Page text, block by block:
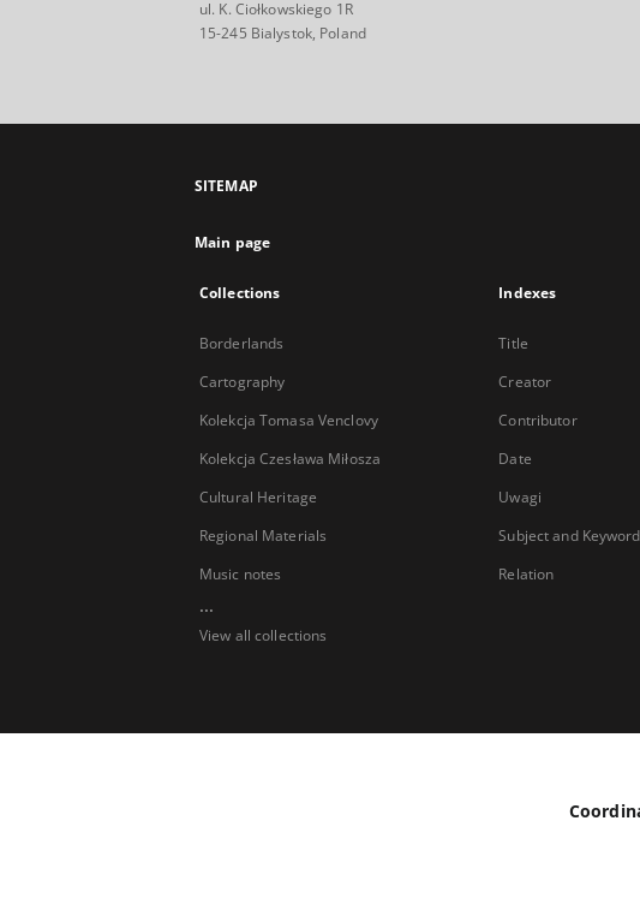
ul. K. Ciołkowskiego 1R
15-245 Bialystok, Poland
SITEMAP
Main page
Collections
Borderlands
Cartography
Kolekcja Tomasa Venclovy
Kolekcja Czesława Miłosza
Cultural Heritage
Regional Materials
Music notes
...
View all collections
Indexes
Title
Creator
Contributor
Date
Uwagi
Subject and
Relation